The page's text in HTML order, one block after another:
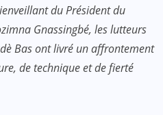
du Président du
Gnassingbé, les lutteurs
Bas ont livré un affrontement
de technique et de fierté